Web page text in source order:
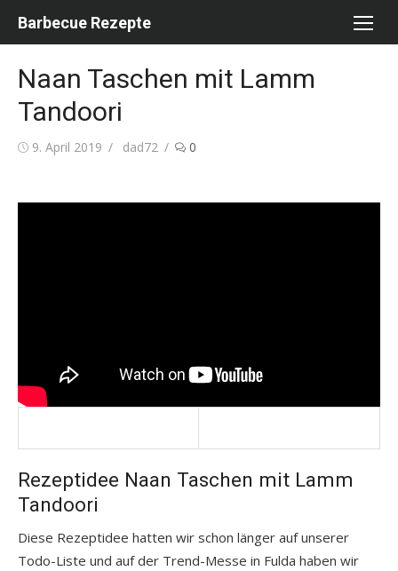
Barbecue Rezepte
Naan Taschen mit Lamm
Tandoori
Posted
9. April 2019 Author
dad72 0
Rezeptidee Naan Taschen mit Lamm
Tandoori
Diese Rezeptidee hatten wir schon länger auf unserer
Todo-Liste und auf der Trend-Messe in Fulda haben wir